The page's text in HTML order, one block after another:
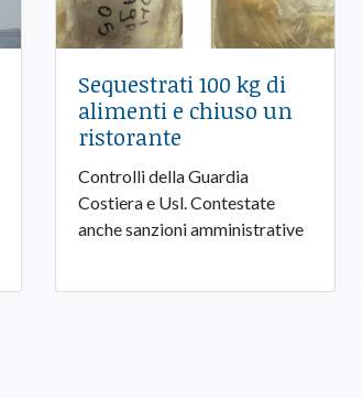
Sequestrati 100 kg di
alimenti e chiuso un
ristorante
Controlli della Guardia
Costiera e Usl. Contestate
anche sanzioni amministrative